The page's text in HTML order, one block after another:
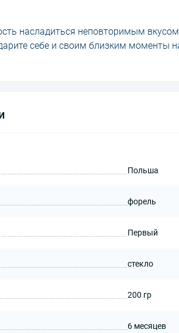
насладиться неповторимым
себе и своим близким моменты
Польша
форель
Первый
стекло
200 гр
6 месяцев